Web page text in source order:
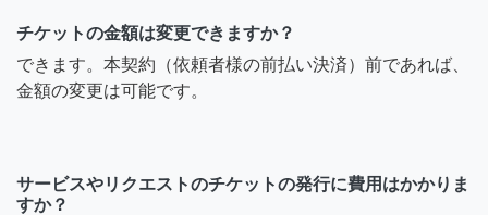
チケットの金額は変更できますか？
できます。本契約（依頼者様の前払い決済）前であれば、
金額の変更は可能です。
サービスやリクエストのチケットの発行に費用はかかりま
すか？